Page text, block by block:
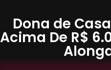
Dona de
Acima De R$